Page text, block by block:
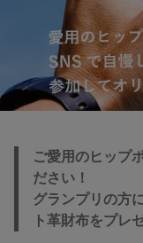
ご愛用のヒップ
ださい！
グランプリの方
ト革財布をプレ